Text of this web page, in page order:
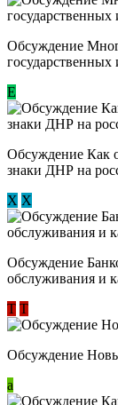
Обсуждение
E
Обсуждение ​Как
знаки ДНР на
Х Х
Обсуждение
обслуживания и
Т Т
Обсуждение
a